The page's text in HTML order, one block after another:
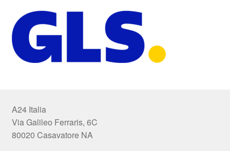
A24 Italia
Via Galileo Ferraris, 6C
80020 Casavatore NA